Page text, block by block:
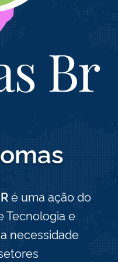
é uma ação do
Tecnologia e
necessidade